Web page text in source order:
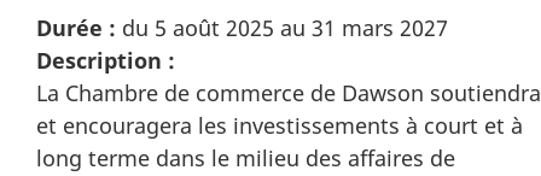
Durée : du 5 août 2025 au 31 mars 2027
Description :
La Chambre de commerce de Dawson soutiendra
et encouragera les investissements à court et à
long terme dans le milieu des affaires de